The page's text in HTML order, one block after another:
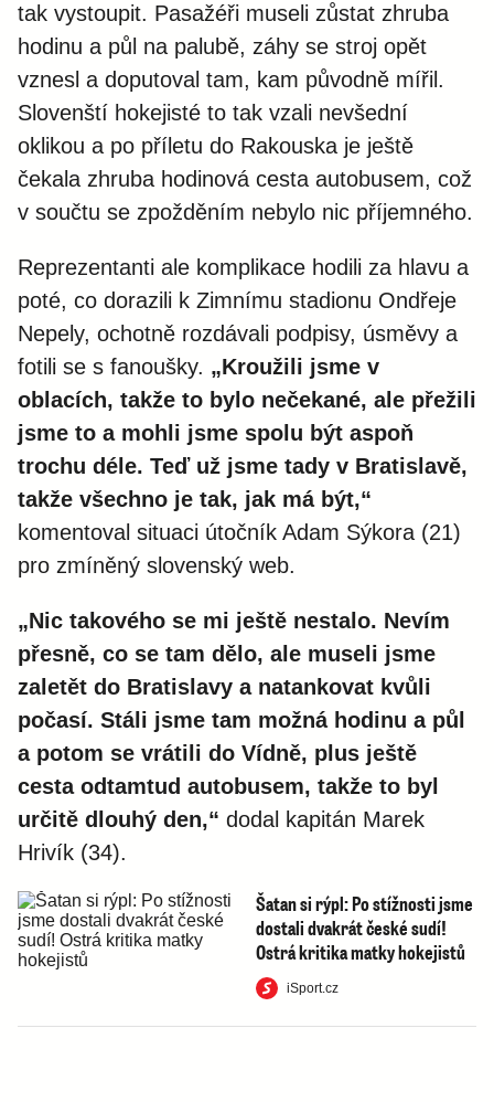
tak vystoupit. Pasažéři museli zůstat zhruba
hodinu a půl na palubě, záhy se stroj opět
vznesl a doputoval tam, kam původně mířil.
Slovenští hokejisté to tak vzali nevšední
oklikou a po příletu do Rakouska je ještě
čekala zhruba hodinová cesta autobusem, což
v součtu se zpožděním nebylo nic příjemného.
Reprezentanti ale komplikace hodili za hlavu a
poté, co dorazili k Zimnímu stadionu Ondřeje
Nepely, ochotně rozdávali podpisy, úsměvy a
fotili se s fanoušky. „Kroužili jsme v
oblacích, takže to bylo nečekané, ale přežili
jsme to a mohli jsme spolu být aspoň
trochu déle. Teď už jsme tady v Bratislavě,
takže všechno je tak, jak má být,“
komentoval situaci útočník Adam Sýkora (21)
pro zmíněný slovenský web.
„Nic takového se mi ještě nestalo. Nevím
přesně, co se tam dělo, ale museli jsme
zaletět do Bratislavy a natankovat kvůli
počasí. Stáli jsme tam možná hodinu a půl
a potom se vrátili do Vídně, plus ještě
cesta odtamtud autobusem, takže to byl
určitě dlouhý den,“ dodal kapitán Marek
Hrivík (34).
Šatan si rýpl: Po stížnosti jsme
dostali dvakrát české sudí!
Ostrá kritika matky hokejistů
iSport.cz